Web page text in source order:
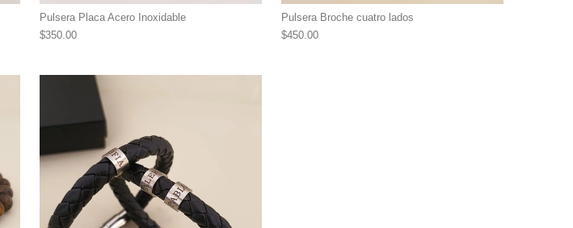
Pulsera Placa Acero Inoxidable
$350.00
Pulsera Broche cuatro lados
$450.00